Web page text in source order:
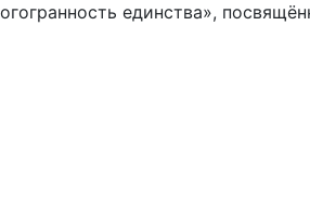
единства»,